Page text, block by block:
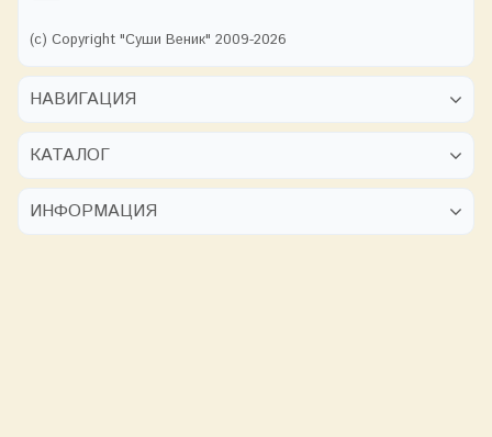
(с) Copyright "Суши Веник" 2009-2026
НАВИГАЦИЯ
КАТАЛОГ
ИНФОРМАЦИЯ